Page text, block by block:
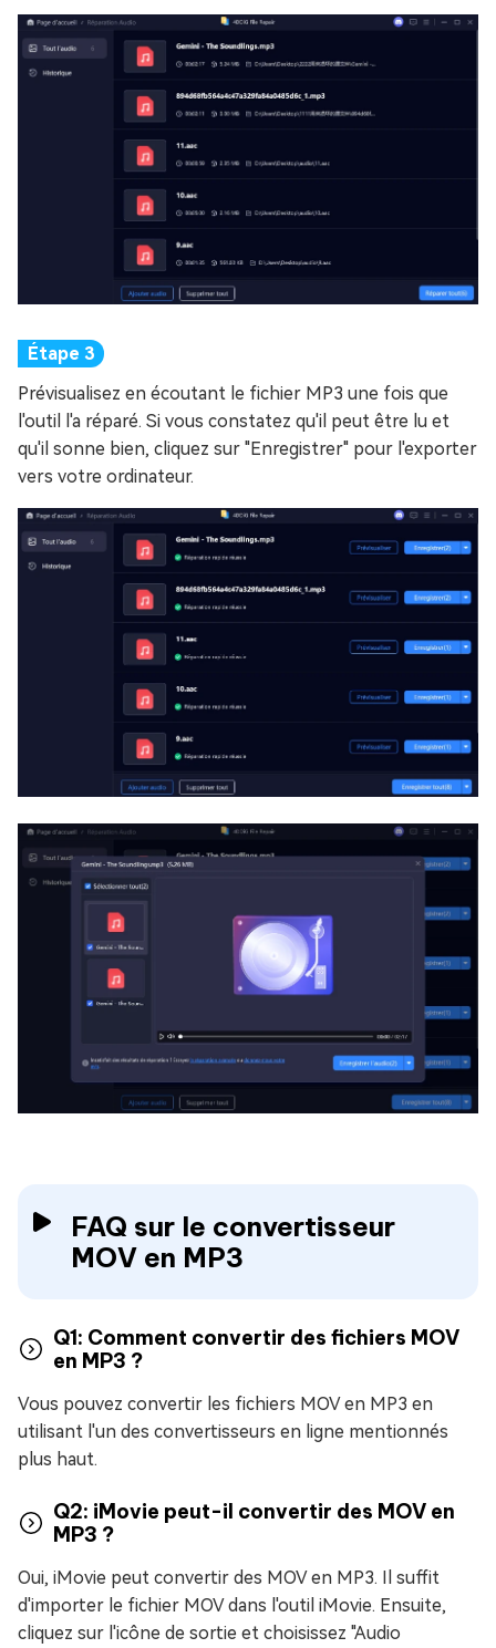
Prévisualisez en écoutant le fichier MP3 une fois que
l'outil l'a réparé. Si vous constatez qu'il peut être lu et
qu'il sonne bien, cliquez sur "Enregistrer" pour l'exporter
vers votre ordinateur.
FAQ sur le convertisseur
MOV en MP3
Q1: Comment convertir des fichiers MOV
en MP3 ?
Vous pouvez convertir les fichiers MOV en MP3 en
utilisant l'un des convertisseurs en ligne mentionnés
plus haut.
Q2: iMovie peut-il convertir des MOV en
MP3 ?
Oui, iMovie peut convertir des MOV en MP3. Il suffit
d'importer le fichier MOV dans l'outil iMovie. Ensuite,
cliquez sur l'icône de sortie et choisissez "Audio